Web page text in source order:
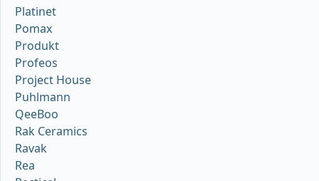
Platinet
Pomax
Produkt
Profeos
Project House
Puhlmann
QeeBoo
Rak Ceramics
Ravak
Rea